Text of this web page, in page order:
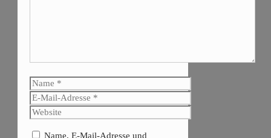
Name
E-
Mail-
Website
Name, E-Mail-Adresse und